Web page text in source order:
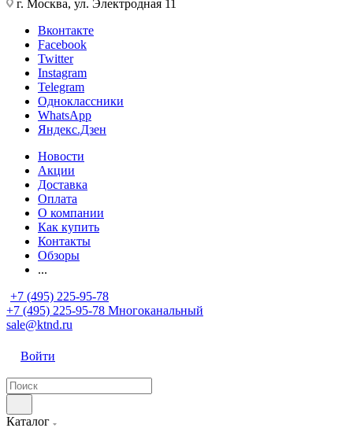
г. Москва, ул. Электродная 11
Вконтакте
Facebook
Twitter
Instagram
Telegram
Одноклассники
WhatsApp
Яндекс.Дзен
Новости
Акции
Доставка
Оплата
О компании
Как купить
Контакты
Обзоры
...
+7 (495) 225-95-78
+7 (495) 225-95-78 Многоканальный
sale@ktnd.ru
Войти
Каталог